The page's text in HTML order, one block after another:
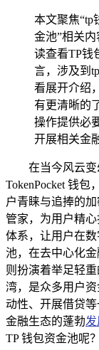
本文聚焦“tp
金池”相关
读查看TP钱
言，涉及到
看展开介绍
有更清晰的
操作提供必
开展相关金
在当今风云
TokenPocket 钱
户青睐与追捧的
管家，为用户精
体系，让用户在
池，在去中心化金
则扮演着举足轻
湾，是众多用户
动性、开展借贷
金融生态的蓬勃
TP 钱包资金池呢